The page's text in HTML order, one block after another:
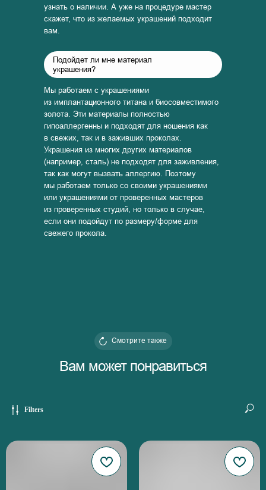
узнать о наличии. А уже на процедуре мастер
скажет, что из желаемых украшений подходит
вам.
Подойдет ли мне материал
украшения?
Мы работаем с украшениями
из имплантационного титана и биосовместимого
золота. Эти материалы полностью
гипоаллергенны и подходят для ношения как
в свежих, так и в заживших проколах.
Украшения из многих других материалов
(например, сталь) не подходят для заживления,
так как могут вызвать аллергию. Поэтому
мы работаем только со своими украшениями
или украшениями от проверенных мастеров
из проверенных студий, но только в случае,
если они подойдут по размеру/форме для
свежего прокола.
Вам может понравиться
Смотрите также
Filters